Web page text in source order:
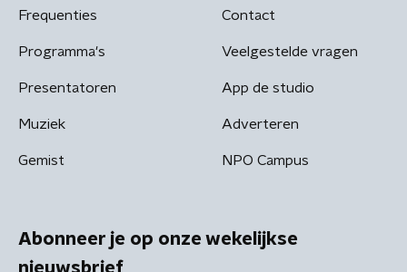
Frequenties
Programma's
Presentatoren
Muziek
Gemist
Contact
Veelgestelde vragen
App de studio
Adverteren
NPO Campus
Abonneer je op onze wekelijkse
nieuwsbrief